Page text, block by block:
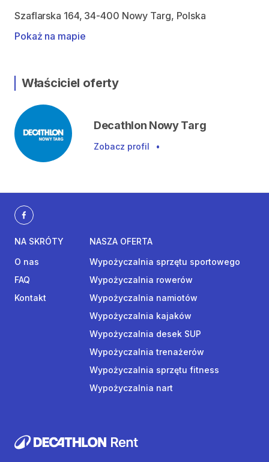
Szaflarska 164, 34-400 Nowy Targ, Polska
Pokaż na mapie
Właściciel oferty
Decathlon Nowy Targ
Zobacz profil •
NA SKRÓTY
O nas
FAQ
Kontakt
NASZA OFERTA
Wypożyczalnia sprzętu sportowego
Wypożyczalnia rowerów
Wypożyczalnia namiotów
Wypożyczalnia kajaków
Wypożyczalnia desek SUP
Wypożyczalnia trenażerów
Wypożyczalnia sprzętu fitness
Wypożyczalnia nart